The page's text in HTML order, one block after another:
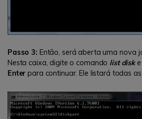
Passo 3: Então, será aberta uma nova
Nesta caixa, digite o comando list diske
Enter para continuar. Ele listará todas